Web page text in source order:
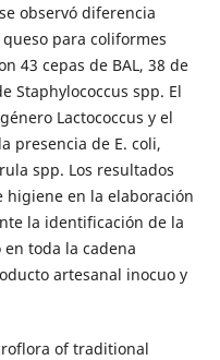
observó diferencia
para coliformes
43 cepas de BAL, 38 de
Staphylococcus spp. El
Lactococcus y el
presencia de E. coli,
spp. Los resultados
en la elaboración
la identificación de la
toda la cadena
artesanal inocuo y
of traditional